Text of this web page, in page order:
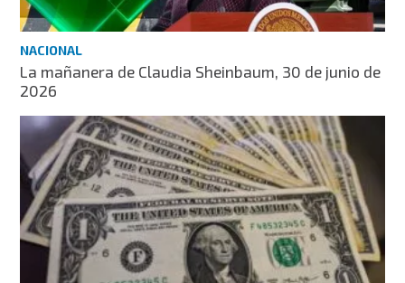
NACIONAL
La mañanera de Claudia Sheinbaum, 30 de junio de
2026